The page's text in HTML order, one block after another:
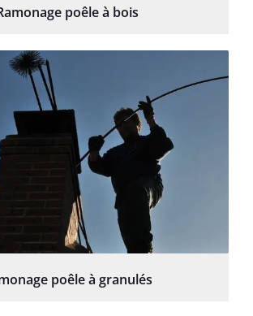
poêle à bois
poêle à granulés